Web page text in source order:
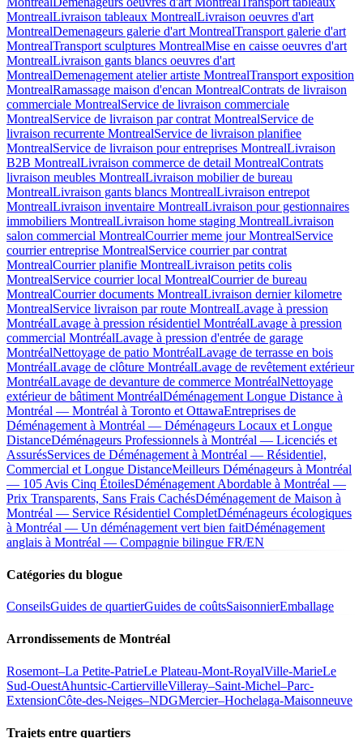
MontrealLivraison tableaux MontrealLivraison oeuvres d'art
MontrealDemenageurs galerie d'art MontrealTransport galerie d'art
MontrealTransport sculptures MontrealMise en caisse oeuvres d'art
MontrealLivraison gants blancs oeuvres d'art
MontrealDemenagement atelier artiste MontrealTransport exposition
MontrealRamassage maison d'encan MontrealContrats de livraison
commerciale MontrealService de livraison commerciale
MontrealService de livraison par contrat MontrealService de
livraison recurrente MontrealService de livraison planifiee
MontrealService de livraison pour entreprises MontrealLivraison
B2B MontrealLivraison commerce de detail MontrealContrats
livraison meubles MontrealLivraison mobilier de bureau
MontrealLivraison gants blancs MontrealLivraison entrepot
MontrealLivraison inventaire MontrealLivraison pour gestionnaires
immobiliers MontrealLivraison home staging MontrealLivraison
salon commercial MontrealCourrier meme jour MontrealService
courrier entreprise MontrealService courrier par contrat
MontrealCourrier planifie MontrealLivraison petits colis
MontrealService courrier local MontrealCourrier de bureau
MontrealCourrier documents MontrealLivraison dernier kilometre
MontrealService livraison par route MontrealLavage à pression
MontréalLavage à pression résidentiel MontréalLavage à pression
commercial MontréalLavage à pression d'entrée de garage
MontréalNettoyage de patio MontréalLavage de terrasse en bois
MontréalLavage de clôture MontréalLavage de revêtement extérieur
MontréalLavage de devanture de commerce MontréalNettoyage
extérieur de bâtiment MontréalDéménagement Longue Distance à
Montréal — Montréal à Toronto et OttawaEntreprises de
Déménagement à Montréal — Déménageurs Locaux et Longue
DistanceDéménageurs Professionnels à Montréal — Licenciés et
AssurésServices de Déménagement à Montréal — Résidentiel,
Commercial et Longue DistanceMeilleurs Déménageurs à Montréal
— 105 Avis Cinq ÉtoilesDéménagement Abordable à Montréal —
Prix Transparents, Sans Frais CachésDéménagement de Maison à
Montréal — Service Résidentiel CompletDéménageurs écologiques
à Montréal — Un déménagement vert bien faitDéménagement
anglais à Montréal — Compagnie bilingue FR/EN
Catégories du blogue
ConseilsGuides de quartierGuides de coûtsSaisonnierEmballage
Arrondissements de Montréal
Rosemont–La Petite-PatrieLe Plateau-Mont-RoyalVille-MarieLe
Sud-OuestAhuntsic-CartiervilleVilleray–Saint-Michel–Parc-
ExtensionCôte-des-Neiges–NDGMercier–Hochelaga-Maisonneuve
Trajets entre quartiers